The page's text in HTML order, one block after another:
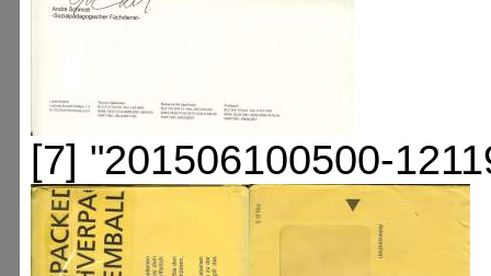
[7] "201506100500-